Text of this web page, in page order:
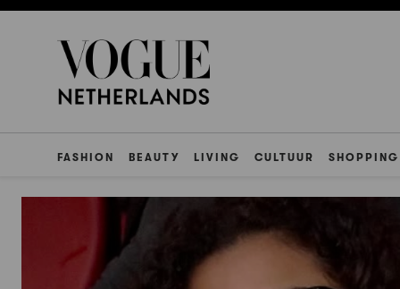
FASHION BEAUTY LIVING CULTUUR SHOPPING